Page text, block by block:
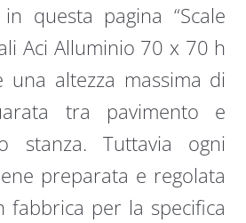
questa pagina “Scale
Aci Alluminio 70 x 70 h
una altezza massima di
tra pavimento e
stanza. Tuttavia ogni
preparata e regolata
fabbrica per la specifica